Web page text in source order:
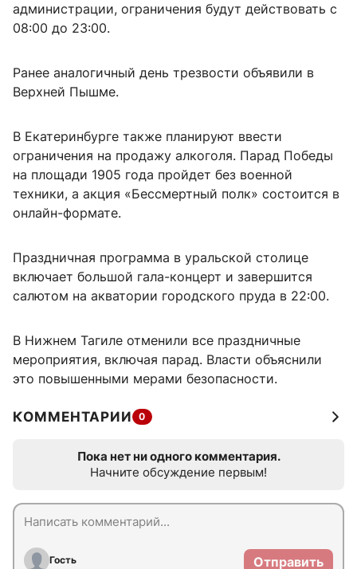
администрации, ограничения будут действовать с
08:00 до 23:00.
Ранее аналогичный день трезвости объявили в
Верхней Пышме.
В Екатеринбурге также планируют ввести
ограничения на продажу алкоголя. Парад Победы
на площади 1905 года пройдет без военной
техники, а акция «Бессмертный полк» состоится в
онлайн-формате.
Праздничная программа в уральской столице
включает большой гала-концерт и завершится
салютом на акватории городского пруда в 22:00.
В Нижнем Тагиле отменили все праздничные
мероприятия, включая парад. Власти объяснили
это повышенными мерами безопасности.
КОММЕНТАРИИ 0
Пока нет ни одного комментария.
Начните обсуждение первым!
Гость Отправить